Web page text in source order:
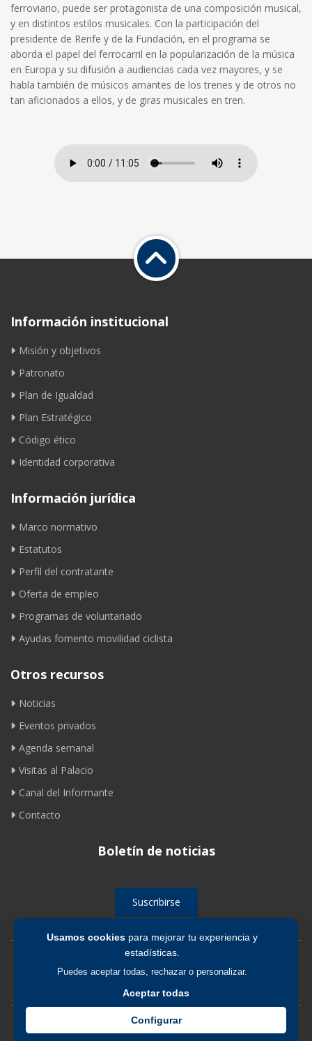
Usamos cookiespara mejorar tu experiencia y
estadísticas.
Puedes aceptar todas, rechazar o personalizar.
Aceptar todas
Configurar
ferroviario, puede ser protagonista de una composición musical,
y en distintos estilos musicales. Con la participación del
presidente de Renfe y de la Fundación, en el programa se
aborda el papel del ferrocarril en la popularización de la música
en Europa y su difusión a audiencias cada vez mayores, y se
habla también de músicos amantes de los trenes y de otros no
tan aficionados a ellos, y de giras musicales en tren.
Información institucional
Misión y objetivos
Patronato
Plan de Igualdad
Plan Estratégico
Código ético
Identidad corporativa
Información jurídica
Marco normativo
Estatutos
Perfil del contratante
Oferta de empleo
Programas de voluntariado
Ayudas fomento movilidad ciclista
Otros recursos
Noticias
Eventos privados
Agenda semanal
Visitas al Palacio
Canal del Informante
Contacto
Boletín de noticias
Suscribirse
Política de privacidad